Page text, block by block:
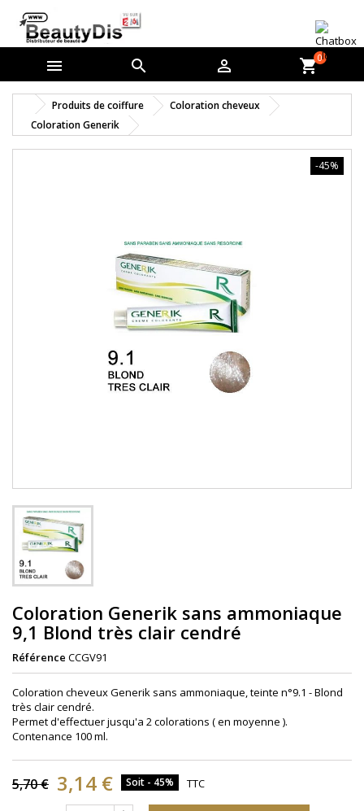
   shopping_cart0
Produits de coiffure
Coloration cheveux
Coloration Generik
-45%
Coloration Generik sans ammoniaque
9,1 Blond très clair cendré
Référence CCGV91
Coloration cheveux Generik sans ammoniaque, teinte n°9.1 - Blond
très clair cendré.
Permet d'effectuer jusqu'a 2 colorations ( en moyenne ).
Contenance 100 ml.
5,70 € 3,14 € Soit - 45% TTC